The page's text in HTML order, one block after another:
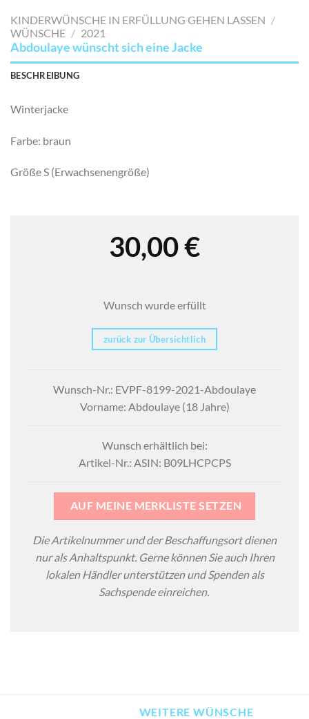
SETZEN
KINDERWÜNSCHE IN ERFÜLLUNG GEHEN LASSEN /
WÜNSCHE / 2021
Abdoulaye wünscht sich eine Jacke
BESCHREIBUNG
Winterjacke
Farbe: braun
Größe S (Erwachsenengröße)
30,00€
Wunsch wurde erfüllt
zurück zur Übersichtlich
Wunsch-Nr.: EVPF-8199-2021-Abdoulaye
Vorname: Abdoulaye (18 Jahre)
Wunsch erhältlich bei:
Artikel-Nr.: ASIN: B09LHCPCPS
AUF MEINE MERKLISTE SETZEN
Die Artikelnummer und der Beschaffungsort dienen
nur als Anhaltspunkt. Gerne können Sie auch Ihren
lokalen Händler unterstützen und Spenden als
Sachspende einreichen.
WEITERE WÜNSCHE